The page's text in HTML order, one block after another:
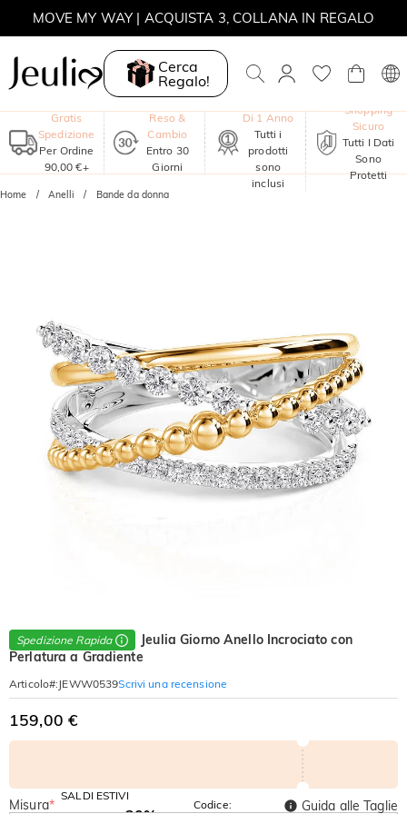
MOVE MY WAY | ACQUISTA 3, COLLANA IN REGALO
Cerca
Regalo!
Gratis
Spedizione
Per Ordine
90,00 €+
Reso &
Cambio
Entro 30
Giorni
Di 1 Anno
Tutti i
prodotti
sono
inclusi
Shopping
Sicuro
Tutti I Dati
Sono
Protetti
Home Anelli Bande da donna
Spedizione Rapida
Jeulia Giorno Anello Incrociato con
Perlatura a Gradiente
Articolo#: JEWW0539Scrivi una recensione
159,00 €
SALDI ESTIVI
Codice:
Misura*
Guida alle Taglie